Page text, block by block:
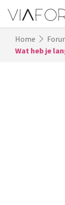
Home
Wat heb je